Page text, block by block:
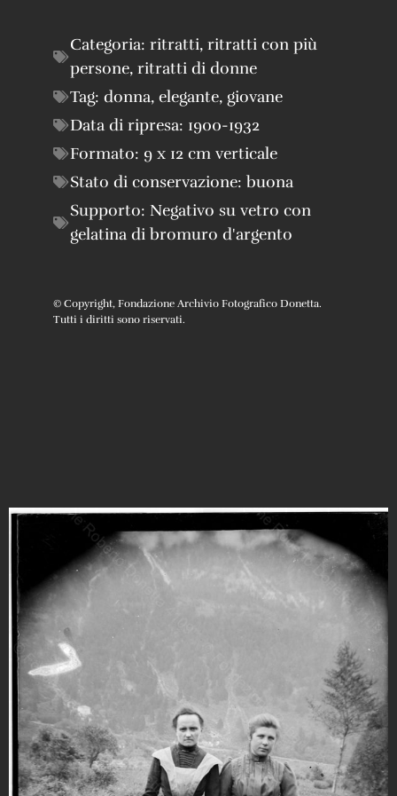
Categoria: ritratti, ritratti con più
persone, ritratti di donne
Tag: donna, elegante, giovane
Data di ripresa: 1900-1932
Formato: 9 x 12 cm verticale
Stato di conservazione: buona
Supporto: Negativo su vetro con
gelatina di bromuro d'argento
© Copyright, Fondazione Archivio Fotografico Donetta.
Tutti i diritti sono riservati.